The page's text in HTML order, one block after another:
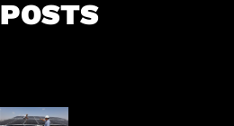
POSTS
Insentif Baru Panel